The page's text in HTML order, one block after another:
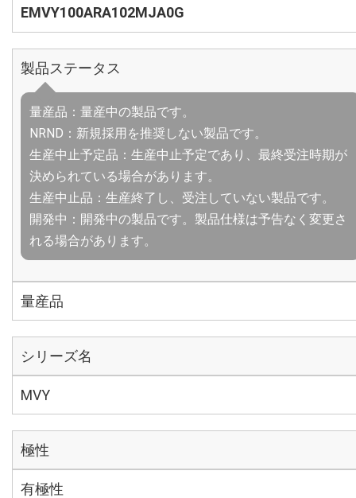
EMVY100ARA102MJA0G
製品ステータス
量産品：量産中の製品です。
NRND：新規採用を推奨しない製品です。
生産中止予定品：生産中止予定であり、最終受注時期が
決められている場合があります。
生産中止品：生産終了し、受注していない製品です。
開発中：開発中の製品です。製品仕様は予告なく変更さ
れる場合があります。
量産品
シリーズ名
MVY
極性
有極性